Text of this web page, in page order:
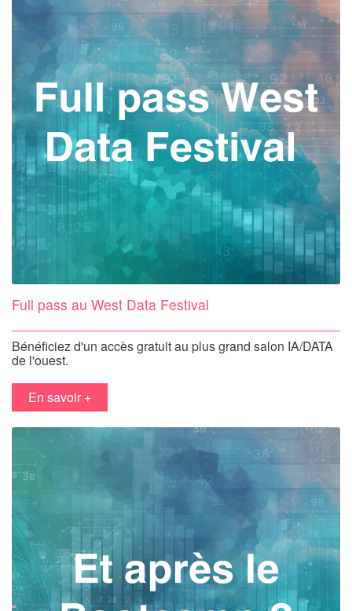
Full pass au West Data Festival
Bénéficiez d'un accès gratuit au plus grand salon IA/DATA
de l'ouest.
en savoir +